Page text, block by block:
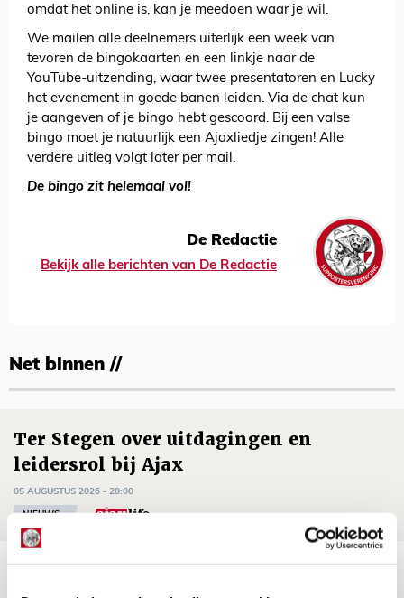
omdat het online is, kan je meedoen waar je wil.
We mailen alle deelnemers uiterlijk een week van
tevoren de bingokaarten en een linkje naar de
YouTube-uitzending, waar twee presentatoren en Lucky
het evenement in goede banen leiden. Via de chat kun
je aangeven of je bingo hebt gescoord. Bij een valse
bingo moet je natuurlijk een Ajaxliedje zingen! Alle
verdere uitleg volgt later per mail.
De bingo zit helemaal vol!
De Redactie
Bekijk alle berichten van De Redactie
Net binnen //
Ter Stegen over uitdagingen en
leidersrol bij Ajax
05 AUGUSTUS 2026 - 20:00
NIEUWS
Míchels elf: zie jij al rol voor